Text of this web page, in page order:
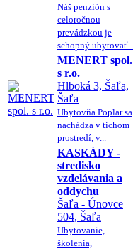
Náš penzión s
celoročnou
prevádzkou je
schopný ubytovať...
MENERT spol.
s r.o.
Hlboká 3, Šaľa,
Šaľa
Ubytovňa Poplar sa
nachádza v tichom
prostredí, v...
KASKÁDY -
stredisko
vzdelávania a
oddychu
Šaľa - Únovce
504, Šaľa
Ubytovanie,
školenia,